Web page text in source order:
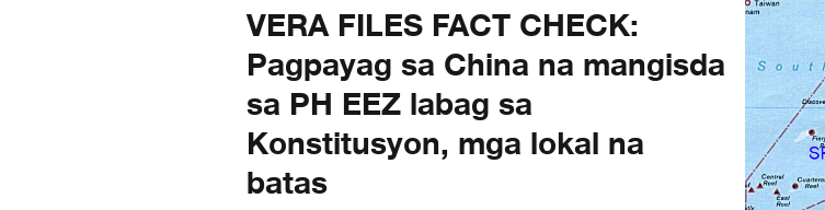
VERA FILES FACT CHECK:
Pagpayag sa China na mangisda
sa PH EEZ labag sa
Konstitusyon, mga lokal na
batas